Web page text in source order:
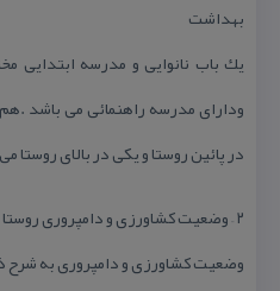
بهداشت
یك باب نانوایی و مدرسه ابتدایی
ودارای مدرسه راهنمائی می باشد
در پائین روستا و یكی در بالای روستا
۲ – وضعیت كشاورزی و دامپروری روستا :
وضعیت كشاورزی و دامپروری به شرح